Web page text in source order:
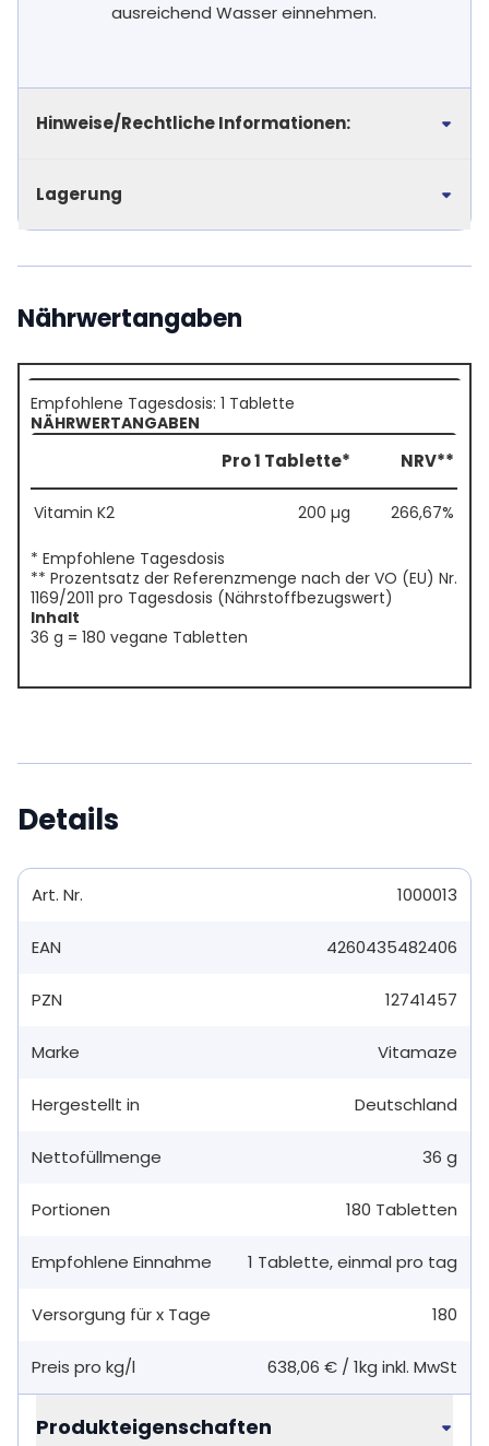
ausreichend Wasser einnehmen.
Hinweise/Rechtliche Informationen:
Lagerung
Nährwertangaben
Empfohlene Tagesdosis: 1 Tablette
NÄHRWERTANGABEN
Pro 1 Tablette* NRV**
Vitamin K2 200 µg 266,67%
* Empfohlene Tagesdosis
** Prozentsatz der Referenzmenge nach der VO (EU) Nr.
1169/2011 pro Tagesdosis (Nährstoffbezugswert)
Inhalt
36 g = 180 vegane Tabletten
Details
Art. Nr. 1000013
EAN 4260435482406
PZN 12741457
Marke Vitamaze
Hergestellt in Deutschland
Nettofüllmenge 36 g
Portionen 180 Tabletten
Empfohlene Einnahme 1 Tablette,einmal pro tag
Versorgung für x Tage 180
Preis pro kg/l 638,06 € / 1kg inkl. MwSt
Produkteigenschaften